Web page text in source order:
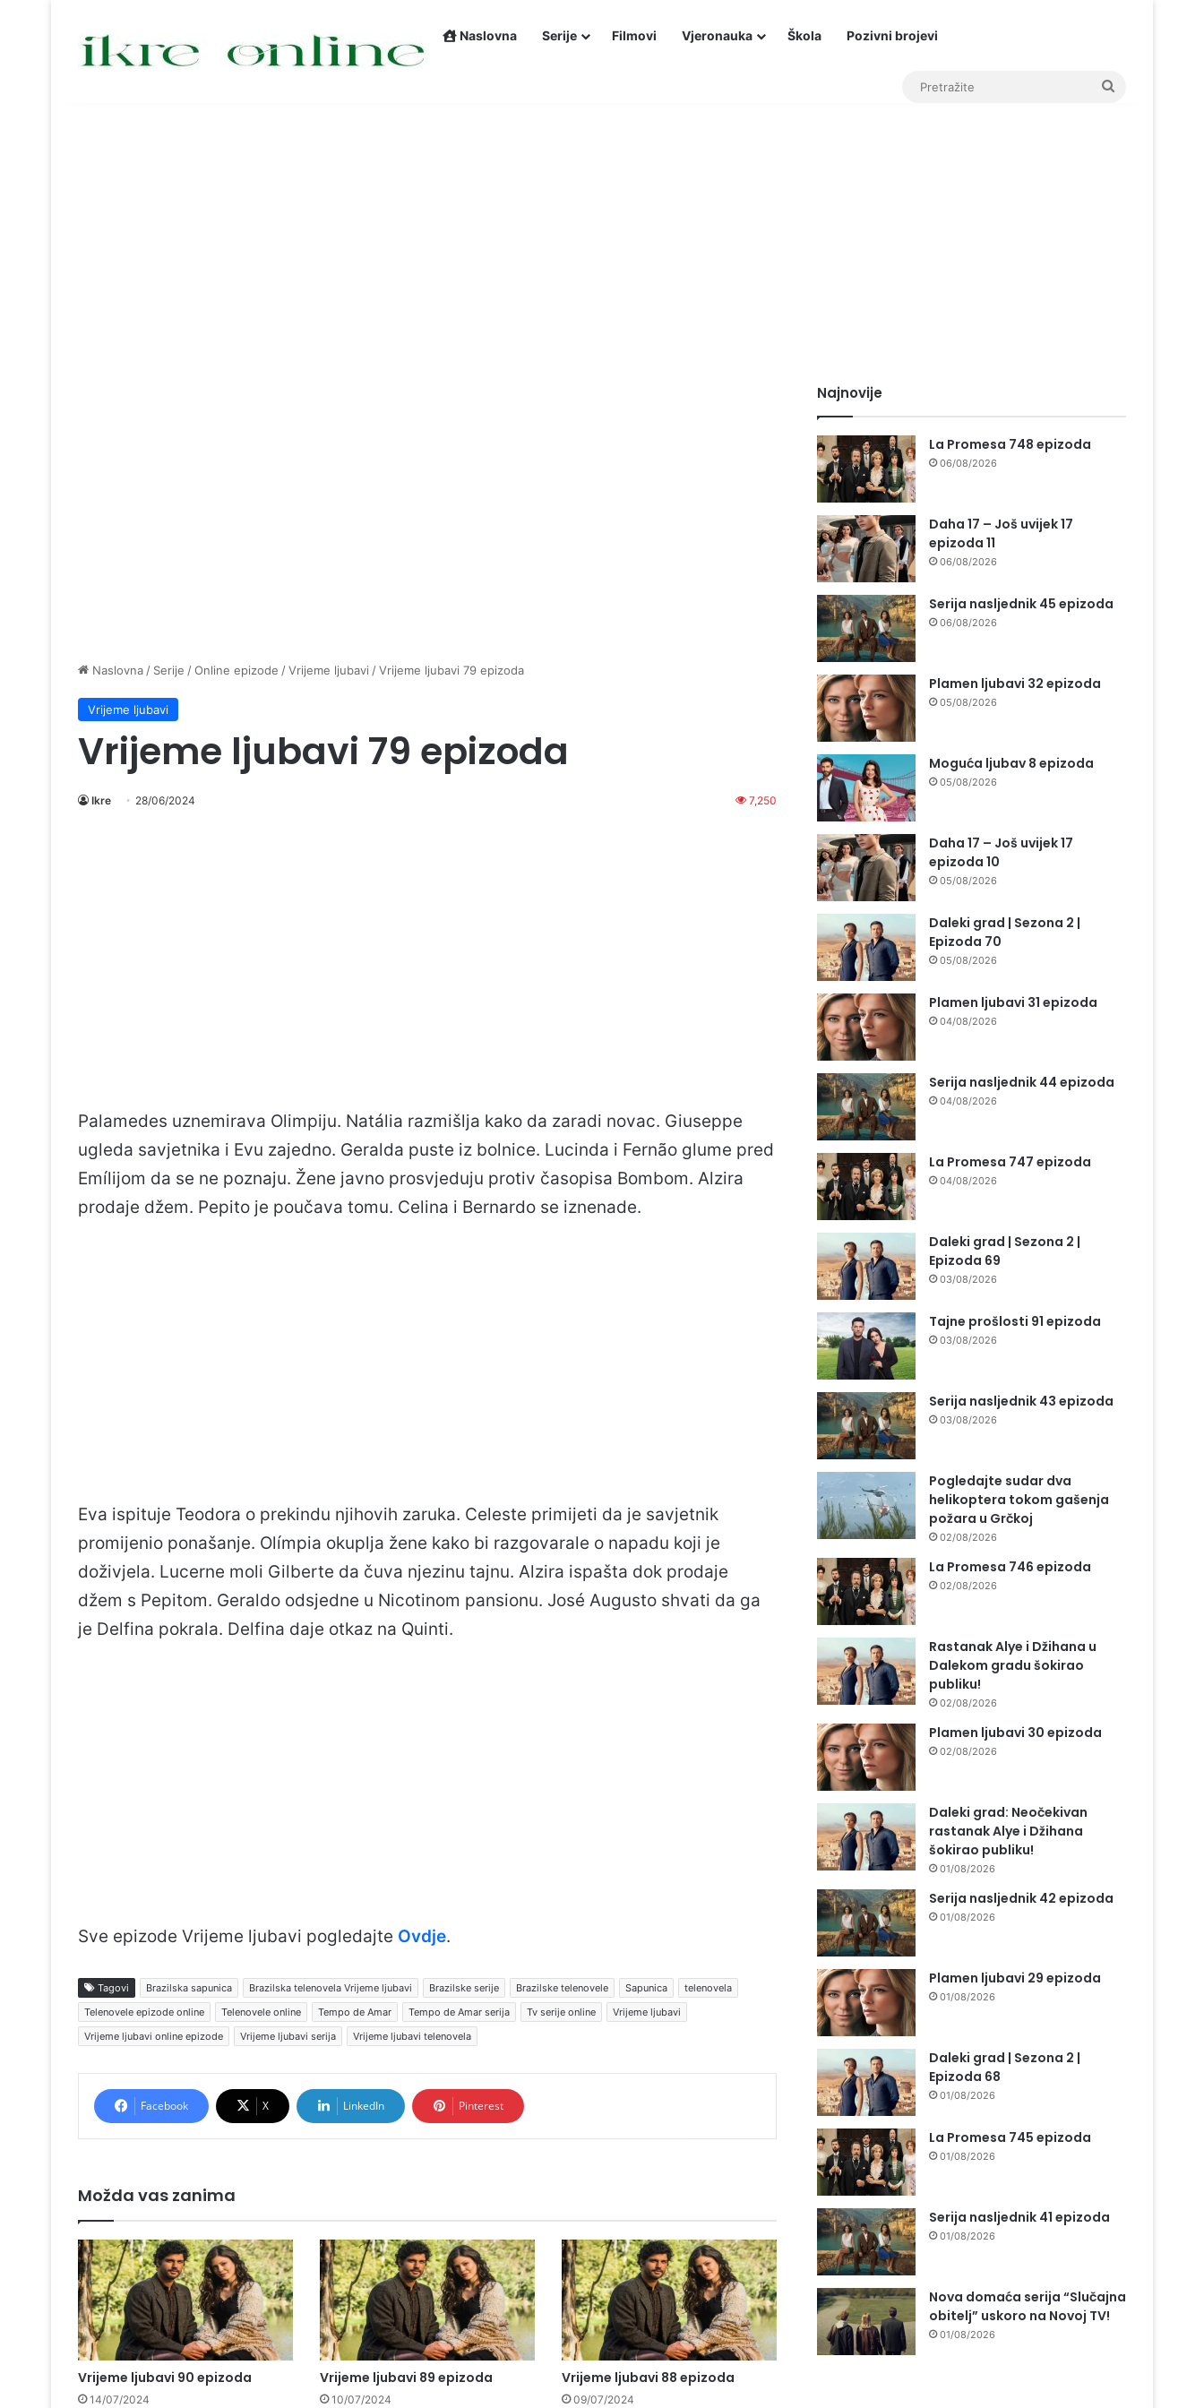
Naslovna Serije Filmovi Vjeronauka Škola Pozivni brojevi
Naslovna / Serije /Online epizode /Vrijeme ljubavi /Vrijeme ljubavi 79 epizoda
Vrijeme ljubavi
Vrijeme ljubavi 79 epizoda
Ikre 28/06/2024 7,250
Palamedes uznemirava Olimpiju. Natália razmišlja kako da zaradi novac. Giuseppe
ugleda savjetnika i Evu zajedno. Geralda puste iz bolnice. Lucinda i Fernão glume pred
Emílijom da se ne poznaju. Žene javno prosvjeduju protiv časopisa Bombom. Alzira
prodaje džem. Pepito je poučava tomu. Celina i Bernardo se iznenade.
Eva ispituje Teodora o prekindu njihovih zaruka. Celeste primijeti da je savjetnik
promijenio ponašanje. Olímpia okuplja žene kako bi razgovarale o napadu koji je
doživjela. Lucerne moli Gilberte da čuva njezinu tajnu. Alzira ispašta dok prodaje
džem s Pepitom. Geraldo odsjedne u Nicotinom pansionu. José Augusto shvati da ga
je Delfina pokrala. Delfina daje otkaz na Quinti.
Sve epizode Vrijeme ljubavi pogledajte Ovdje.
Tagovi Brazilska sapunica Brazilska telenovela Vrijeme ljubavi Brazilske serije Brazilske telenovele Sapunica
telenovela
Telenovele epizode online
Telenovele online Tempo de Amar Tempo de Amar serija Tv serije online
Vrijeme ljubavi
Vrijeme ljubavi online epizode
Vrijeme ljubavi serija Vrijeme ljubavi telenovela
Facebook X LinkedIn Pinterest
Možda vas zanima
Vrijeme ljubavi 90 epizoda
14/07/2024
Vrijeme ljubavi 89 epizoda
10/07/2024
Vrijeme ljubavi 88 epizoda
09/07/2024
Najnovije
La Promesa 748 epizoda
06/08/2026
Daha 17 – Još uvijek 17
epizoda 11
06/08/2026
Serija nasljednik 45 epizoda
06/08/2026
Plamen ljubavi 32 epizoda
05/08/2026
Moguća ljubav 8 epizoda
05/08/2026
Daha 17 – Još uvijek 17
epizoda 10
05/08/2026
Daleki grad | Sezona 2 |
Epizoda 70
05/08/2026
Plamen ljubavi 31 epizoda
04/08/2026
Serija nasljednik 44 epizoda
04/08/2026
La Promesa 747 epizoda
04/08/2026
Daleki grad | Sezona 2 |
Epizoda 69
03/08/2026
Tajne prošlosti 91 epizoda
03/08/2026
Serija nasljednik 43 epizoda
03/08/2026
Pogledajte sudar dva
helikoptera tokom gašenja
požara u Grčkoj
02/08/2026
La Promesa 746 epizoda
02/08/2026
Rastanak Alye i Džihana u
Dalekom gradu šokirao
publiku!
02/08/2026
Plamen ljubavi 30 epizoda
02/08/2026
Daleki grad: Neočekivan
rastanak Alye i Džihana
šokirao publiku!
01/08/2026
Serija nasljednik 42 epizoda
01/08/2026
Plamen ljubavi 29 epizoda
01/08/2026
Daleki grad | Sezona 2 |
Epizoda 68
01/08/2026
La Promesa 745 epizoda
01/08/2026
Serija nasljednik 41 epizoda
01/08/2026
Nova domaća serija “Slučajna
obitelj” uskoro na Novoj TV!
01/08/2026